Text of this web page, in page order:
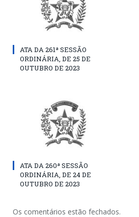
ATA DA 261ª SESSÃO
ORDINÁRIA, DE 25 DE
OUTUBRO DE 2023
ATA DA 260ª SESSÃO
ORDINÁRIA, DE 24 DE
OUTUBRO DE 2023
Os comentários estão fechados.